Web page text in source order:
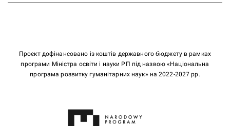
Проєкт дофінансовано із коштів державного бюджету в рамках
програми Міністра освіти і науки РП під назвою «Національна
програма розвитку гуманітарних наук» на 2022-2027 рр.